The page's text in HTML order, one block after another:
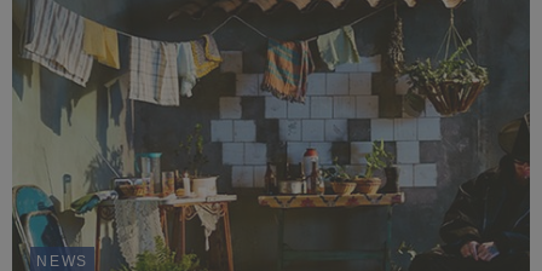
NEWS